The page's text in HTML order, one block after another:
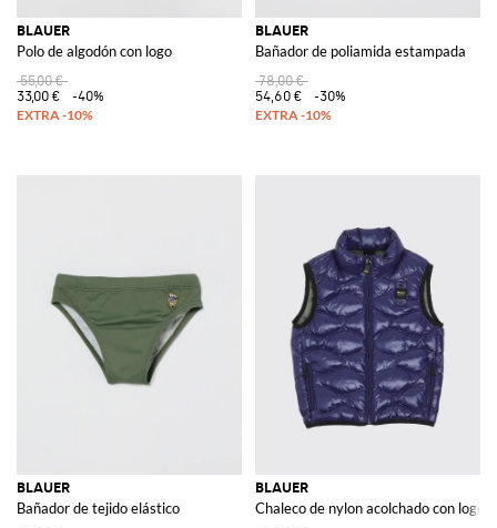
BLAUER
Polo de algodón con logo
55,00 €
33,00 €
-40%
BLAUER
Bañador de poliamida estampada
78,00 €
54,60 €
-30%
BLAUER
Bañador de tejido elástico
BLAUER
Chaleco de nylon acolchado con logo